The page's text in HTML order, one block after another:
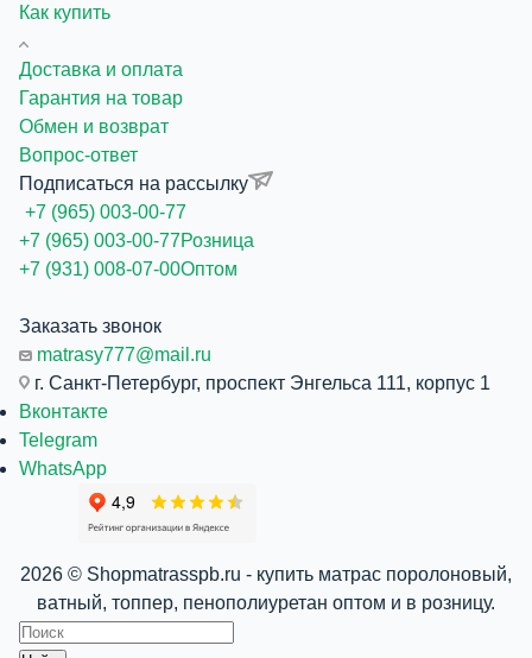
Как купить
Доставка и оплата
Гарантия на товар
Обмен и возврат
Вопрос-ответ
Подписаться на рассылку
+7 (965) 003-00-77
+7 (965) 003-00-77Розница
+7 (931) 008-07-00Оптом
Заказать звонок
matrasy777@mail.ru
г. Санкт-Петербург, проспект Энгельса 111, корпус 1
Вконтакте
Telegram
WhatsApp
2026 © Shopmatrasspb.ru - купить матрас поролоновый,
ватный, топпер, пенополиуретан оптом и в розницу.